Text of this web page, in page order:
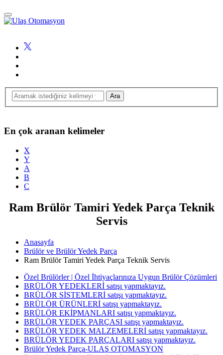
En çok aranan kelimeler
X
Y
A
B
C
Ram Brülör Tamiri Yedek Parça Teknik
Servis
Anasayfa
Brülör ve Brülör Yedek Parça
Ram Brülör Tamiri Yedek Parça Teknik Servis
Özel Brülörler | Özel İhtiyaçlarınıza Uygun Brülör Çözümleri
BRÜLÖR YEDEKLERİ satışı yapmaktayız.
BRÜLÖR SİSTEMLERİ satışı yapmaktayız.
BRÜLÖR ÜRÜNLERİ satışı yapmaktayız.
BRÜLÖR EKİPMANLARI satışı yapmaktayız.
BRÜLÖR YEDEK PARÇASI satışı yapmaktayız.
BRÜLÖR YEDEK MALZEMELERİ satışı yapmaktayız.
BRÜLÖR YEDEK PARÇALARI satışı yapmaktayız.
Brülör Yedek Parça-ULAŞ OTOMASYON